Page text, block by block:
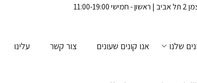
11:00-19:00
שלנו אנו קונים שעונים צור קשר עלינו